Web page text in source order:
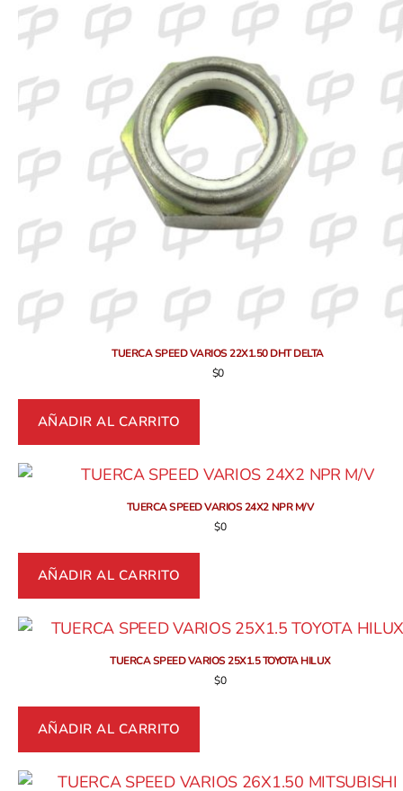
TUERCA SPEED VARIOS 22X1.50 DHT DELTA
$0
AÑADIR AL CARRITO
TUERCA SPEED VARIOS 24X2 NPR M/V
$0
AÑADIR AL CARRITO
TUERCA SPEED VARIOS 25X1.5 TOYOTA HILUX
$0
AÑADIR AL CARRITO